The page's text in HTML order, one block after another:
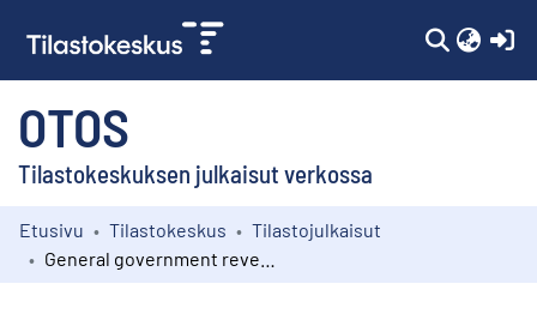
OTOS
Tilastokeskuksen julkaisut verkossa
Kokoelmat
Etusivu Tilastokeskus
Tilastojulkaisut